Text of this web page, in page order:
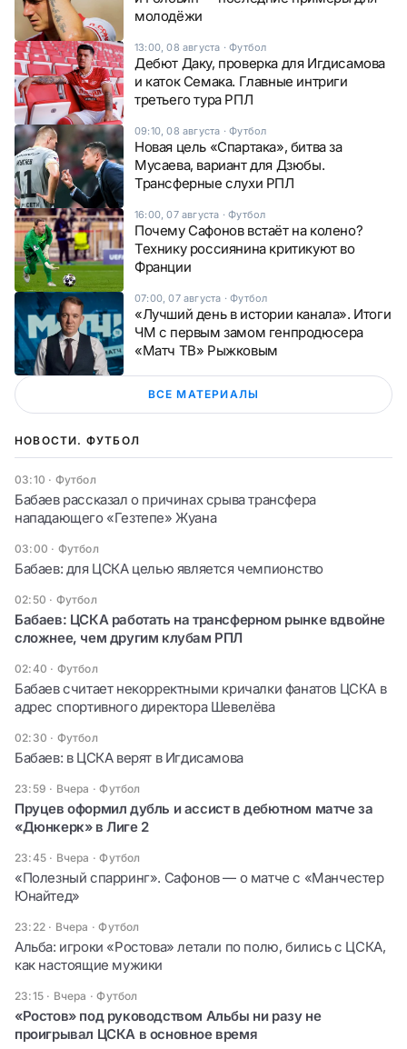
молодёжи
13:00, 08 августа ·Футбол
Дебют Даку, проверка для Игдисамова
и каток Семака. Главные интриги
третьего тура РПЛ
09:10, 08 августа ·Футбол
Новая цель «Спартака», битва за
Мусаева, вариант для Дзюбы.
Трансферные слухи РПЛ
16:00, 07 августа ·Футбол
Почему Сафонов встаёт на колено?
Технику россиянина критикуют во
Франции
07:00, 07 августа ·Футбол
«Лучший день в истории канала». Итоги
ЧМ с первым замом генпродюсера
«Матч ТВ» Рыжковым
ВСЕ МАТЕРИАЛЫ
НОВОСТИ. ФУТБОЛ
03:10 · Футбол
Бабаев рассказал о причинах срыва трансфера
нападающего «Гезтепе» Жуана
03:00 · Футбол
Бабаев: для ЦСКА целью является чемпионство
02:50 · Футбол
Бабаев: ЦСКА работать на трансферном рынке вдвойне
сложнее, чем другим клубам РПЛ
02:40 · Футбол
Бабаев считает некорректными кричалки фанатов ЦСКА в
адрес спортивного директора Шевелёва
02:30 · Футбол
Бабаев: в ЦСКА верят в Игдисамова
23:59 · Вчера ·Футбол
Пруцев оформил дубль и ассист в дебютном матче за
«Дюнкерк» в Лиге 2
23:45 · Вчера ·Футбол
«Полезный спарринг». Сафонов — о матче с «Манчестер
Юнайтед»
23:22 · Вчера ·Футбол
Альба: игроки «Ростова» летали по полю, бились с ЦСКА,
как настоящие мужики
23:15 · Вчера ·Футбол
«Ростов» под руководством Альбы ни разу не
проигрывал ЦСКА в основное время